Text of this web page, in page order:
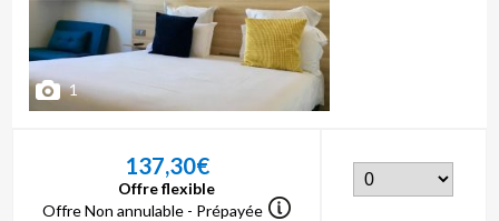
1
137,30€
Offre flexible
Offre Non annulable - Prépayée